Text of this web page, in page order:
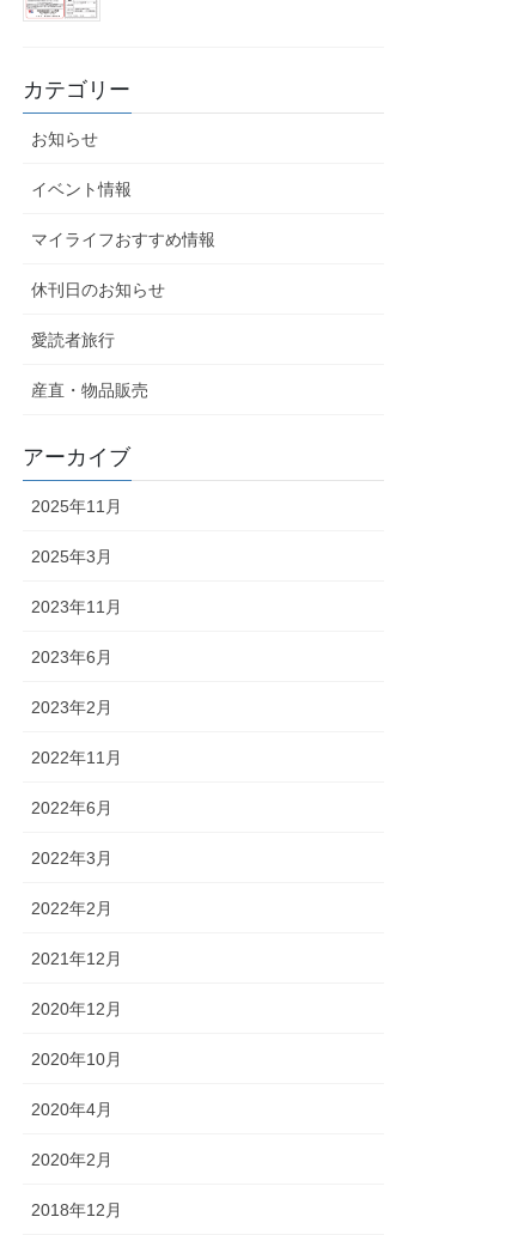
カテゴリー
お知らせ
イベント情報
マイライフおすすめ情報
休刊日のお知らせ
愛読者旅行
産直・物品販売
アーカイブ
2025年11月
2025年3月
2023年11月
2023年6月
2023年2月
2022年11月
2022年6月
2022年3月
2022年2月
2021年12月
2020年12月
2020年10月
2020年4月
2020年2月
2018年12月